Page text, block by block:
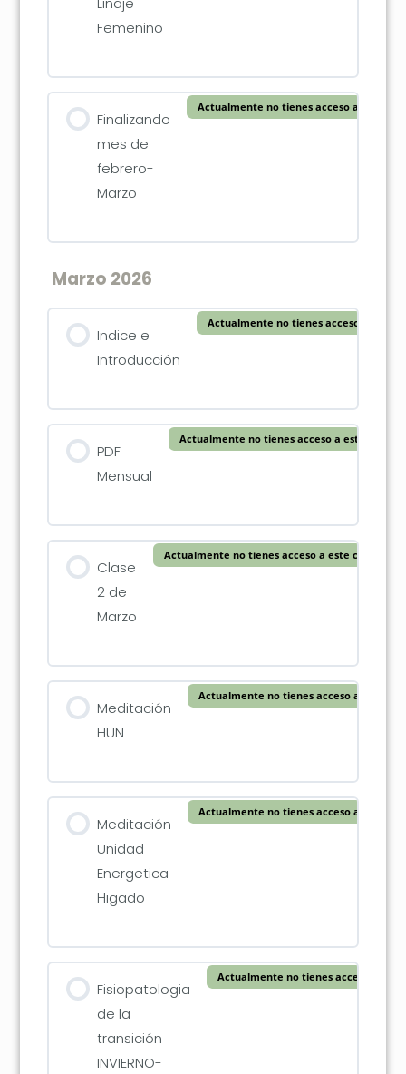
Femenino
Finalizando
mes de
febrero-
Marzo
Actualmente no tienes acceso a este
Marzo 2026
Indice e
Introducción
Actualmente no tienes acceso a este
PDF
Mensual
Actualmente no tienes acceso a este
Clase
2 de
Marzo
Actualmente no tienes acceso a este contenido
Meditación
HUN
Actualmente no tienes acceso a este
Meditación
Unidad
Energetica
Higado
Actualmente no tienes acceso a este
Fisiopatologia
de la
transición
INVIERNO-
Actualmente no tienes acceso a